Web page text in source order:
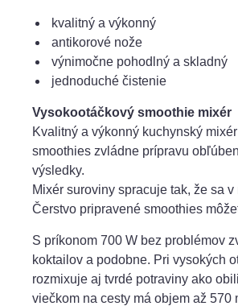
kvalitný a výkonný
antikorové nože
výnimočne pohodlný a skladný
jednoduché čistenie
Vysokootáčkový smoothie mixér
Kvalitný a výkonný kuchynský
smoothies zvládne prípravu
výsledky.
Mixér suroviny spracuje tak, že sa
Čerstvo pripravené smoothies
S príkonom 700 W bez problémov
koktailov a podobne. Pri vysokých
rozmixuje aj tvrdé potraviny ako
viečkom na cesty má objem až 570